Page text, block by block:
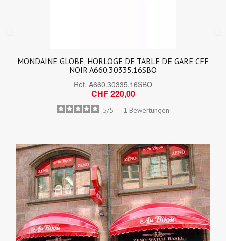
MONDAINE GLOBE, HORLOGE DE TABLE DE GARE CFF
NOIR A660.30335.16SBO
Réf. A660.30335.16SBO
CHF 220,00
5/5 - 1 Bewertungen